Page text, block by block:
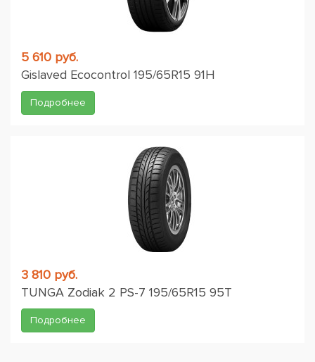
5 610 руб.
Gislaved Ecocontrol 195/65R15 91H
Подробнее
3 810 руб.
TUNGA Zodiak 2 PS-7 195/65R15 95T
Подробнее